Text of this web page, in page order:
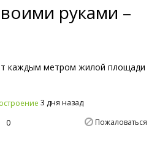
руками –
каждым метром жилой площади
3 дня назад
Пожаловаться
0